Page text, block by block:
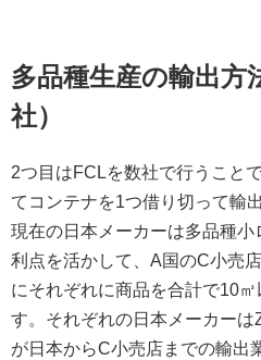
多品種生産の輸出
社）
2つ目はFCLを数社で行うこと
てコンテナを1つ借り切って輸
現在の日本メーカーは多品種
利点を活かして、A国のC小売
にそれぞれに商品を合計で10
す。それぞれの日本メーカー
が日本からC小売店までの輸出